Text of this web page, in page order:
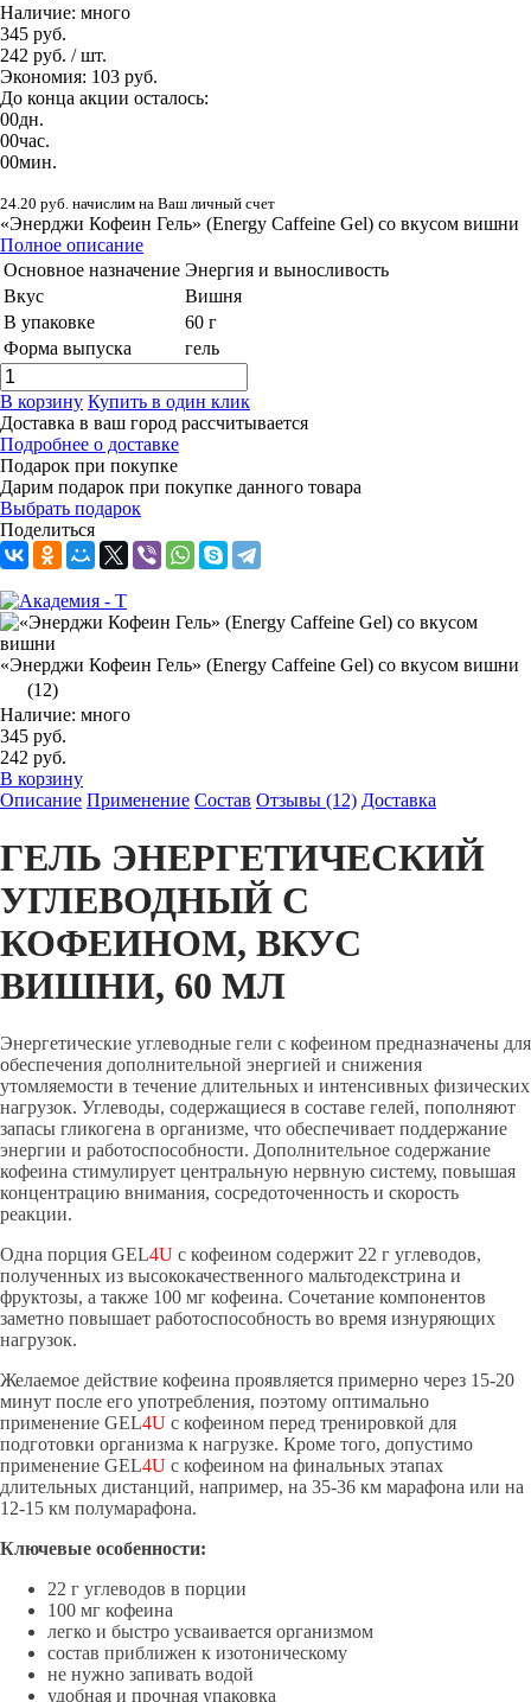
Наличие: много
345 руб.
242 руб. / шт.
Экономия: 103 руб.
До конца акции осталось:
00дн.
00час.
00мин.
24.20 руб. начислим на Ваш личный счет
«Энерджи Кофеин Гель» (Energy Caffeine Gel) со вкусом вишни
Полное описание
Основное назначение Энергия и выносливость
Вкус
Вишня
В упаковке
60 г
Форма выпуска
гель
В корзину Купить в один клик
Доставка в ваш город рассчитывается
Подробнее о доставке
Подарок при покупке
Дарим подарок при покупке данного товара
Выбрать подарок
Поделиться
«Энерджи Кофеин Гель» (Energy Caffeine Gel) со вкусом вишни
(12)
Наличие: много
345 руб.
242 руб.
В корзину
Описание Применение Состав Отзывы (12) Доставка
ГЕЛЬ ЭНЕРГЕТИЧЕСКИЙ
УГЛЕВОДНЫЙ С
КОФЕИНОМ, ВКУС
ВИШНИ, 60 МЛ
Энергетические углеводные гели с кофеином предназначены для
обеспечения дополнительной энергией и снижения
утомляемости в течение длительных и интенсивных физических
нагрузок. Углеводы, содержащиеся в составе гелей, пополняют
запасы гликогена в организме, что обеспечивает поддержание
энергии и работоспособности. Дополнительное содержание
кофеина стимулирует центральную нервную систему, повышая
концентрацию внимания, сосредоточенность и скорость
реакции.
Одна порция GEL4U с кофеином содержит 22 г углеводов,
полученных из высококачественного мальтодекстрина и
фруктозы, а также 100 мг кофеина. Сочетание компонентов
заметно повышает работоспособность во время изнуряющих
нагрузок.
Желаемое действие кофеина проявляется примерно через 15-20
минут после его употребления, поэтому оптимально
применение GEL4U с кофеином перед тренировкой для
подготовки организма к нагрузке. Кроме того, допустимо
применение GEL4U с кофеином на финальных этапах
длительных дистанций, например, на 35-36 км марафона или на
12-15 км полумарафона.
Ключевые особенности:
22 г углеводов в порции
100 мг кофеина
легко и быстро усваивается организмом
состав приближен к изотоническому
не нужно запивать водой
удобная и прочная упаковка